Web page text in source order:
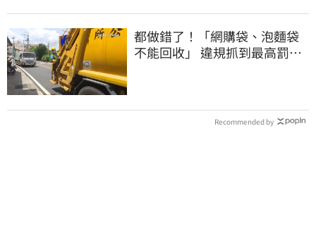
都做錯了！「網購袋、泡麵袋
不能回收」 違規抓到最高罰
Recommended by